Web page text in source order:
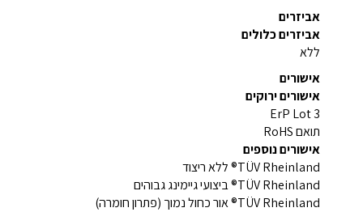
אביזרים
אביזרים כלולים
ללא
אישורים
אישורים ירוקים
ErP Lot 3
תואם RoHS
אישורים נוספים
TÜV Rheinland® ללא ריצוד
TÜV Rheinland® ביצועי גיימינג גבוהים
TÜV Rheinland® אור כחול נמוך (פתרון חומרה)